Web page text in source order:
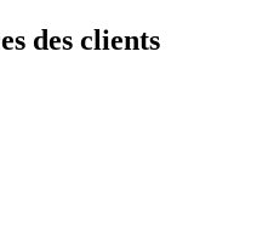
des clients